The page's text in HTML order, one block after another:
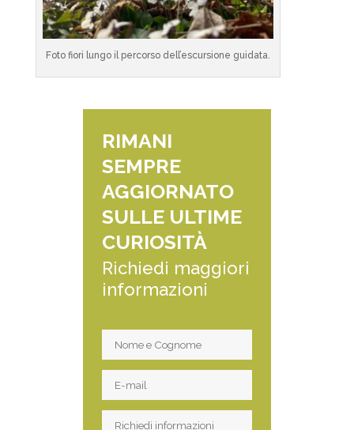
Foto fiori lungo il percorso dell’escursione guidata.
RIMANI
SEMPRE
AGGIORNATO
SULLE ULTIME
CURIOSITÀ
Richiedi maggiori
informazioni